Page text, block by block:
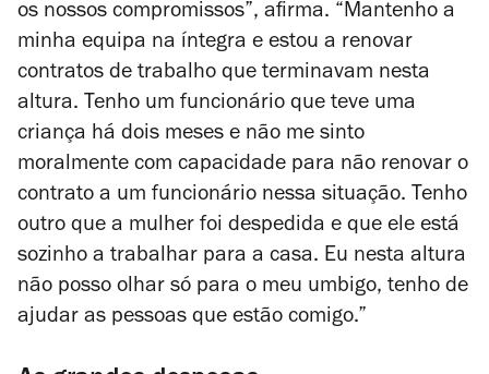
os nossos compromissos”, afirma. “Mantenho a
minha equipa na íntegra e estou a renovar
contratos de trabalho que terminavam nesta
altura. Tenho um funcionário que teve uma
criança há dois meses e não me sinto
moralmente com capacidade para não renovar o
contrato a um funcionário nessa situação. Tenho
outro que a mulher foi despedida e que ele está
sozinho a trabalhar para a casa. Eu nesta altura
não posso olhar só para o meu umbigo, tenho de
ajudar as pessoas que estão comigo.”